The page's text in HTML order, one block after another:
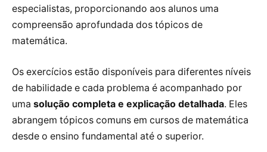
especialistas, proporcionando aos alunos uma
compreensão aprofundada dos tópicos de
matemática.
Os exercícios estão disponíveis para diferentes níveis
de habilidade e cada problema é acompanhado por
uma solução completa e explicação detalhada. Eles
abrangem tópicos comuns em cursos de matemática
desde o ensino fundamental até o superior.